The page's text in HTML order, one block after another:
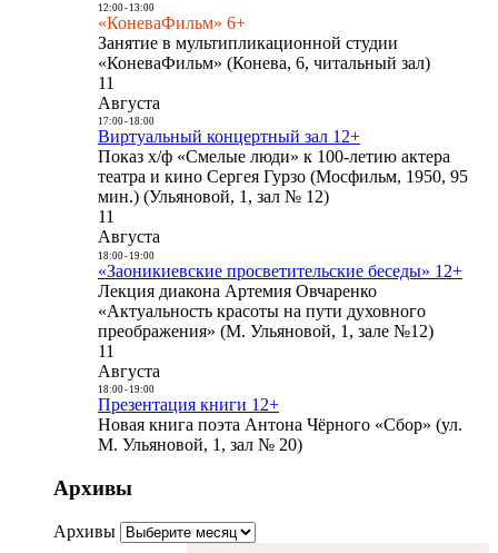
12:00- 13:00
«КоневаФильм» 6+
Занятие в мультипликационной студии
«КоневаФильм» (Конева, 6, читальный зал)
11
Августа
17:00- 18:00
Виртуальный концертный зал 12+
Показ х/ф «Смелые люди» к 100-летию актера
театра и кино Сергея Гурзо (Мосфильм, 1950, 95
мин.) (Ульяновой, 1, зал № 12)
11
Августа
18:00- 19:00
«Заоникиевские просветительские беседы» 12+
Лекция диакона Артемия Овчаренко
«Актуальность красоты на пути духовного
преображения» (М. Ульяновой, 1, зале №12)
11
Августа
18:00- 19:00
Презентация книги 12+
Новая книга поэта Антона Чёрного «Сбор» (ул.
М. Ульяновой, 1, зал № 20)
Архивы
Архивы